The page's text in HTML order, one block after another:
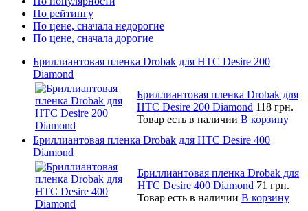
По рейтингу
По цене, сначала недорогие
По цене, сначала дорогие
Бриллиантовая пленка Drobak для HTC Desire 200
Diamond
Бриллиантовая пленка Drobak для
HTC Desire 200 Diamond 118 грн.
Товар есть в наличии В корзину
Бриллиантовая пленка Drobak для HTC Desire 400
Diamond
Бриллиантовая пленка Drobak для
HTC Desire 400 Diamond 71 грн.
Товар есть в наличии В корзину